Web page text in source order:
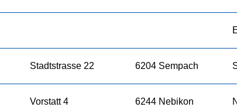
Stadtstrasse 22 6204 Sempach
Vorstatt 4 6244 Nebikon